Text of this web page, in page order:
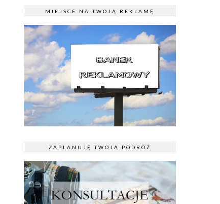
MIEJSCE NA TWOJĄ REKLAMĘ
ZAPLANUJĘ TWOJĄ PODRÓŻ